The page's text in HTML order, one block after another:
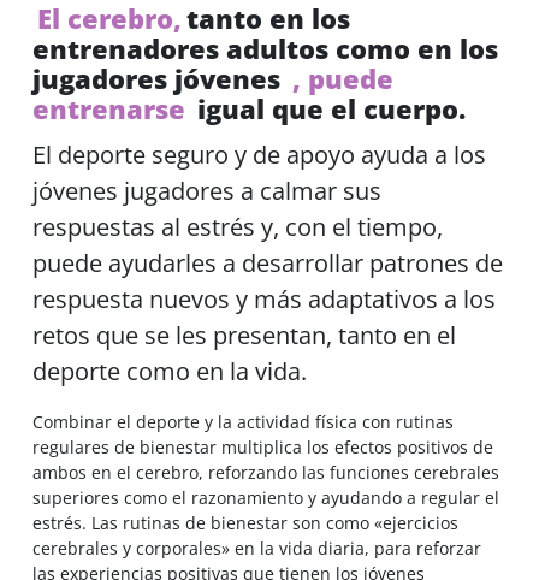
El cerebro,tanto en los
entrenadores adultos como en los
jugadores jóvenes , puede
entrenarse igual que el cuerpo.
El deporte seguro y de apoyo ayuda a los
jóvenes jugadores a calmar sus
respuestas al estrés y, con el tiempo,
puede ayudarles a desarrollar patrones de
respuesta nuevos y más adaptativos a los
retos que se les presentan, tanto en el
deporte como en la vida.
Combinar el deporte y la actividad física con rutinas
regulares de bienestar multiplica los efectos positivos de
ambos en el cerebro, reforzando las funciones cerebrales
superiores como el razonamiento y ayudando a regular el
estrés. Las rutinas de bienestar son como «ejercicios
cerebrales y corporales» en la vida diaria, para reforzar
las experiencias positivas que tienen los jóvenes